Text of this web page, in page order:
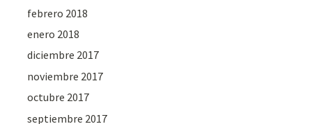
febrero 2018
enero 2018
diciembre 2017
noviembre 2017
octubre 2017
septiembre 2017